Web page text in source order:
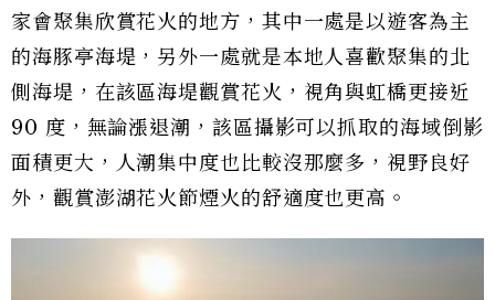
家會聚集欣賞花火的地方，其中一處是以遊客為主
的海豚亭海堤，另外一處就是本地人喜歡聚集的北
側海堤，在該區海堤觀賞花火，視角與虹橋更接近
90 度，無論漲退潮，該區攝影可以抓取的海域倒影
面積更大，人潮集中度也比較沒那麼多，視野良好
外，觀賞澎湖花火節煙火的舒適度也更高。